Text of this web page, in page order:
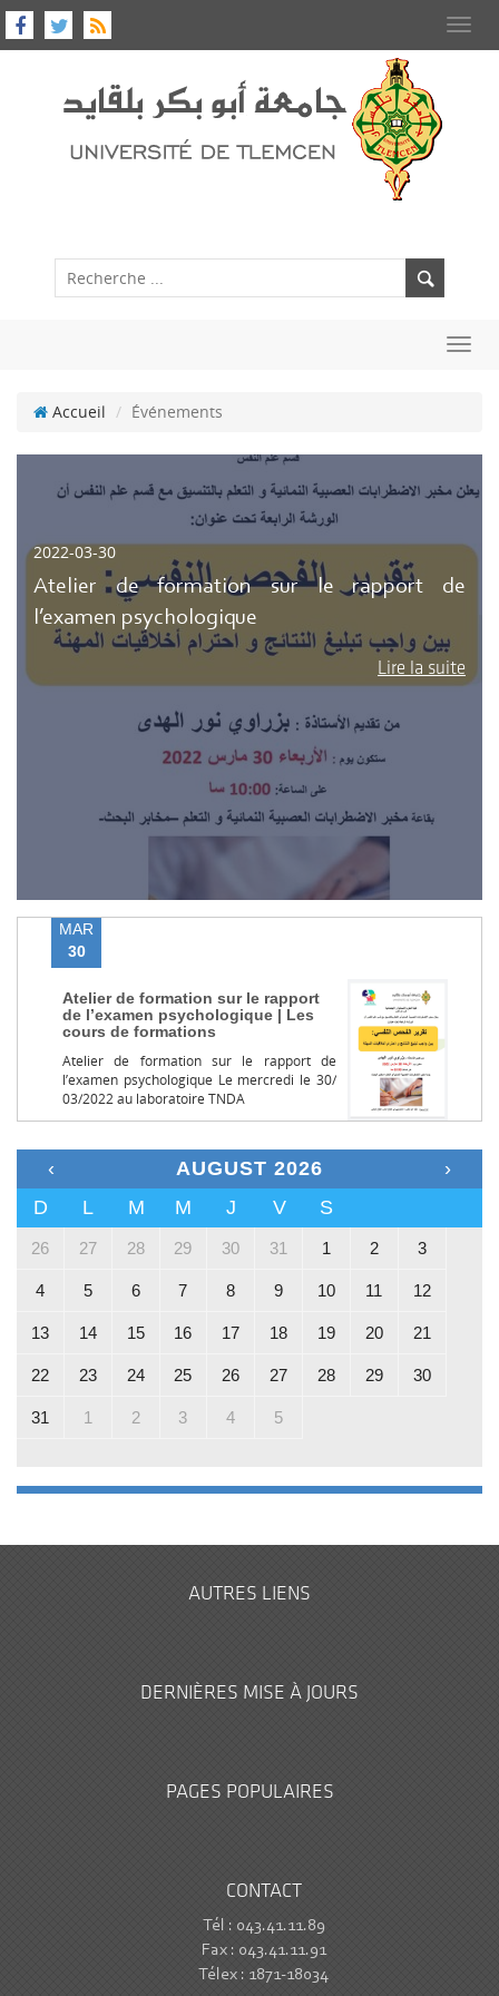
Accueil Événements
2022-03-30
Atelier de formation sur le rapport de
l’examen psychologique
Lire la suite
MAR
30
Atelier de formation sur le rapport
de l’examen psychologique | Les
cours de formations
Atelier de formation sur le rapport de
l’examen psychologique Le mercredi le 30/
03/2022 au laboratoire TNDA
‹ AUGUST 2026
›
D
L M M J V S
26 27 28 29 30 31 1 2 3
4 5 6 7 8 9 10 11 12
13 14 15 16 17 18 19 20 21
22 23 24 25 26 27 28 29 30
31 1 2 3 4 5
AUTRES LIENS
DERNIÈRES MISE À JOURS
PAGES POPULAIRES
CONTACT
Tél : 043.41.11.89
Fax : 043.41.11.91
Télex : 1871-18034